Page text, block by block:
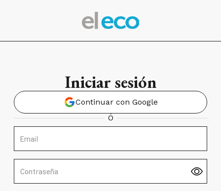
Iniciar sesión
Continuar con Google
Ó
Email
Contraseña